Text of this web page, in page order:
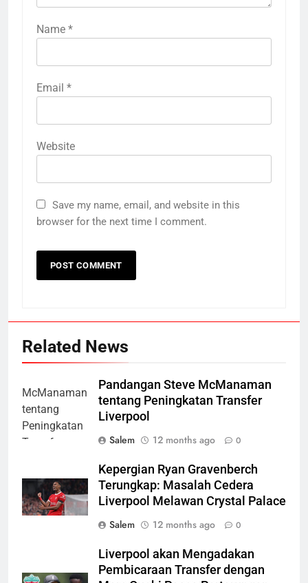
Name *
Email *
Website
Save my name, email, and website in this
browser for the next time I comment.
Related News
Pandangan Steve McManaman
tentang Peningkatan Transfer
Liverpool
Salem
12 months ago 0
Kepergian Ryan Gravenberch
Terungkap: Masalah Cedera
Liverpool Melawan Crystal Palace
Salem
12 months ago 0
Liverpool akan Mengadakan
Pembicaraan Transfer dengan